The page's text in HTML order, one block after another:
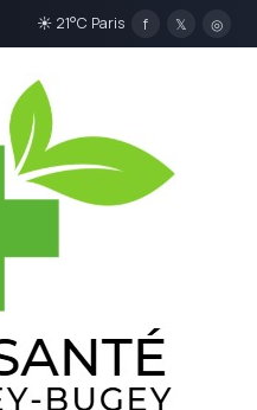
☀ 21°C Paris f 𝕏 ◎